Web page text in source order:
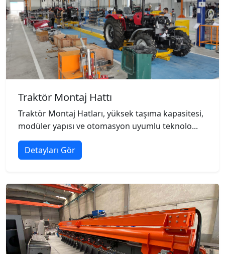
Traktör Montaj Hattı
Traktör Montaj Hatları, yüksek taşıma kapasitesi,
modüler yapısı ve otomasyon uyumlu teknolo...
Detayları Gör